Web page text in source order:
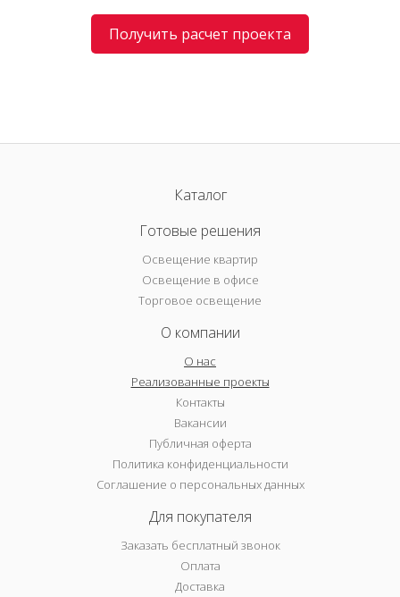
Получить расчет проекта
Каталог
Готовые решения
Освещение квартир
Освещение в офисе
Торговое освещение
О компании
О нас
Реализованные проекты
Контакты
Вакансии
Публичная оферта
Политика конфиденциальности
Соглашение о персональных данных
Для покупателя
Заказать бесплатный звонок
Оплата
Доставка